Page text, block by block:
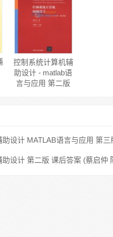
控制系统计算机辅
助设计 - matlab语
言与应用 第二版
设计 MATLAB语言与应用 第三
设计 第二版 课后答案 (蔡启仲